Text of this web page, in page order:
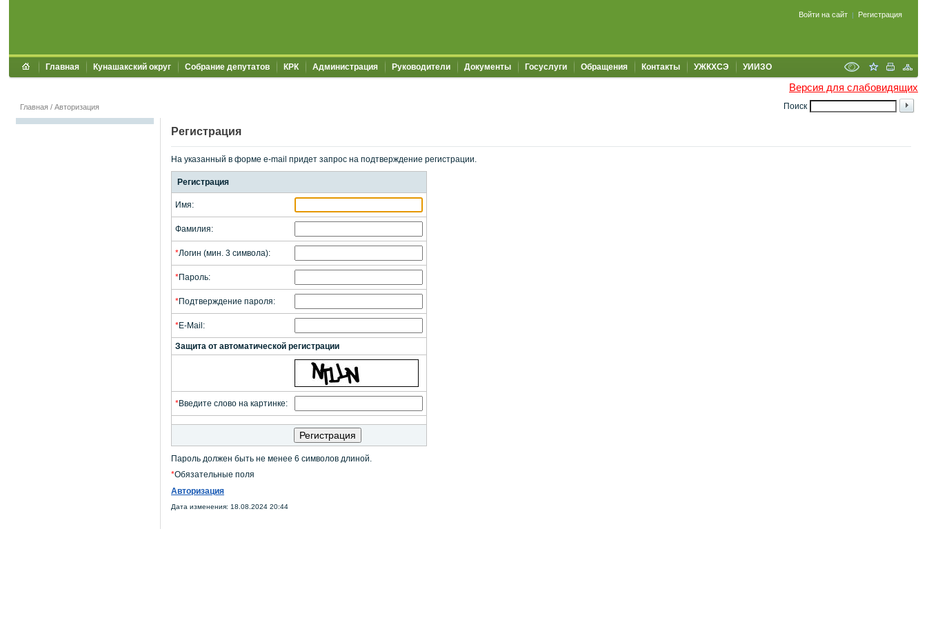
Войти на сайт | Регистрация
Главная Кунашакский округ Собрание депутатов КРК Администрация Руководители Документы Госуслуги Обращения Контакты УЖКХСЭ УИИЗО
Версия для слабовидящих
Поиск
Главная / Авторизация
Регистрация
На указанный в форме e-mail придет запрос на подтверждение регистрации.
Регистрация
Имя:
Фамилия:
*Логин (мин. 3 символа):
*Пароль:
*Подтверждение пароля:
*E-Mail:
Защита от автоматической регистрации
*Введите слово на картинке:
Пароль должен быть не менее 6 символов длиной.
*Обязательные поля
Авторизация
Дата изменения: 18.08.2024 20:44